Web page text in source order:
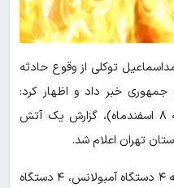
توکلی از وقوع حادثه
خبر داد و اظهار کرد:
حوالی ساعت ۱۱:۳۰ امروز (چهارشنبه ۸ اسفندماه)، گزارش یک آتش
وی افزود: با اعلام این حادثه بلافاصله ۴ دستگاه آمبولانس، ۴ دستگاه